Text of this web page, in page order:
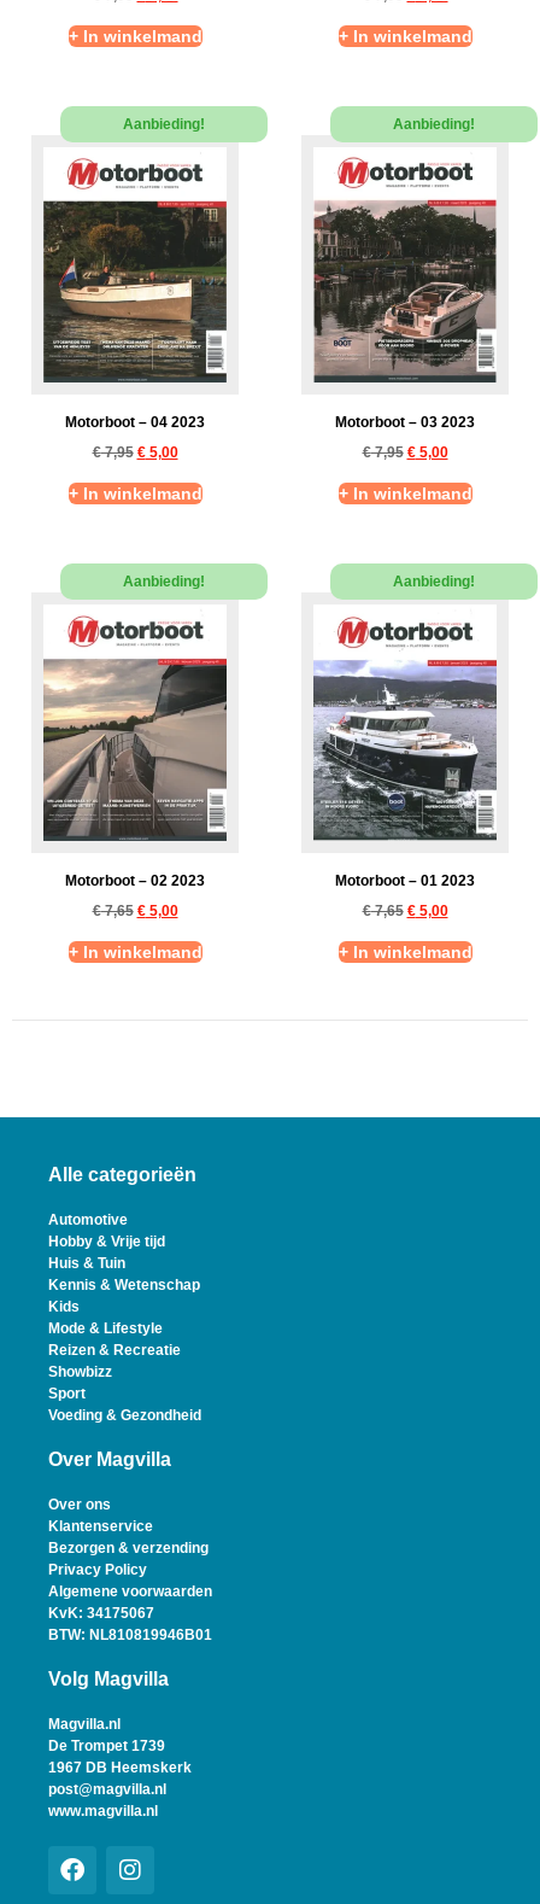
+ In winkelmand + In winkelmand
Aanbieding!
Motorboot – 04 2023
€7,95 €5,00
+ In winkelmand
Aanbieding!
Motorboot – 03 2023
€7,95 €5,00
+ In winkelmand
Aanbieding!
Motorboot – 02 2023
€7,65 €5,00
+ In winkelmand
Aanbieding!
Motorboot – 01 2023
€7,65 €5,00
+ In winkelmand
Alle categorieën
Automotive
Hobby & Vrije tijd
Huis & Tuin
Kennis & Wetenschap
Kids
Mode & Lifestyle
Reizen & Recreatie
Showbizz
Sport
Voeding & Gezondheid
Over Magvilla
Over ons
Klantenservice
Bezorgen & verzending
Privacy Policy
Algemene voorwaarden
KvK: 34175067
BTW: NL810819946B01
Volg Magvilla
Magvilla.nl
De Trompet 1739
1967 DB Heemskerk
post@magvilla.nl
www.magvilla.nl